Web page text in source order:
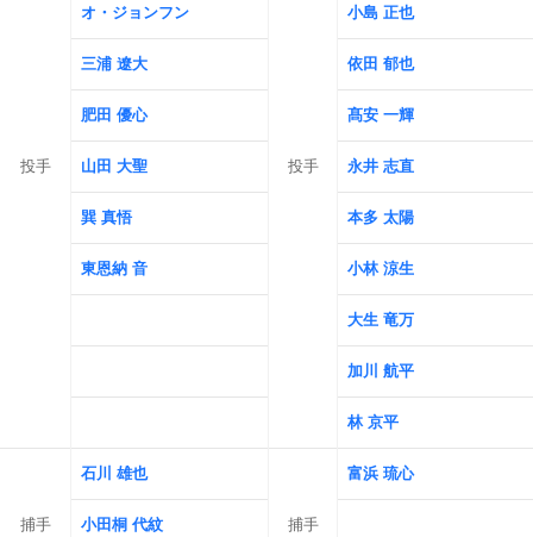
投手 投手
オ・ジョンフン 小島 正也
三浦 遼大 依田 郁也
肥田 優心 髙安 一輝
山田 大聖 永井 志直
巽 真悟 本多 太陽
東恩納 音 小林 涼生
大生 竜万
加川 航平
林 京平
捕手
石川 雄也
捕手
富浜 琉心
小田桐 代紋